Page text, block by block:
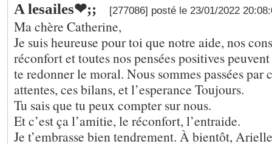
A lesailes❤;️; [277086] posté le 23/01/2022
Ma chère Catherine,
Je suis heureuse pour toi que notre aide, nos
réconfort et toutes nos pensées positives
te redonner le moral. Nous sommes passées par
attentes, ces bilans, et l’esperance Toujours.
Tu sais que tu peux compter sur nous.
Et c’est ça l’amitie, le réconfort, l’entraide.
Je t’embrasse bien tendrement. À bientôt,